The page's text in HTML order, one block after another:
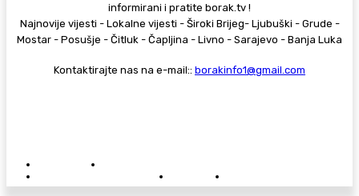
informirani i pratite borak.tv !
Najnovije vijesti - Lokalne vijesti - Široki Brijeg- Ljubuški - Grude -
Mostar - Posušje - Čitluk - Čapljina - Livno - Sarajevo - Banja Luka
Kontaktirajte nas na e-mail:: borakinfo1@gmail.com